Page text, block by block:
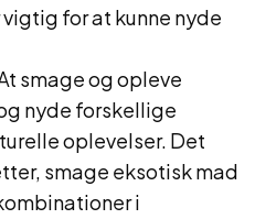
for at kunne nyde
smage og opleve
nyde forskellige
oplevelser. Det
smage eksotisk mad
i